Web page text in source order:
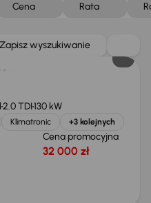
Cena Rata
Zapisz wyszukiwanie
2.0 TDI130 kW
Klimatronic +3 kolejnych
Cena promocyjna
32 000 zł